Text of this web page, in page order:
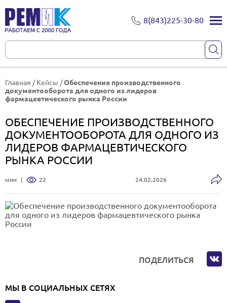
8(843)225-30-80
Главная /Кейсы /Обеспечение производственного
документооборота для одного из лидеров
фармацевтического рынка России
ОБЕСПЕЧЕНИЕ ПРОИЗВОДСТВЕННОГО
ДОКУМЕНТООБОРОТА ДЛЯ ОДНОГО ИЗ
ЛИДЕРОВ ФАРМАЦЕВТИЧЕСКОГО
РЫНКА РОССИИ
мин | 22 24.02.2026
ПОДЕЛИТЬСЯ
МЫ В СОЦИАЛЬНЫХ СЕТЯХ